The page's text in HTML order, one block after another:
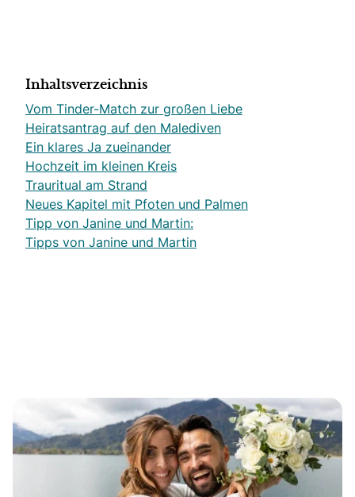
Inhaltsverzeichnis
Vom Tinder-Match zur großen Liebe
Heiratsantrag auf den Malediven
Ein klares Ja zueinander
Hochzeit im kleinen Kreis
Trauritual am Strand
Neues Kapitel mit Pfoten und Palmen
Tipp von Janine und Martin:
Tipps von Janine und Martin